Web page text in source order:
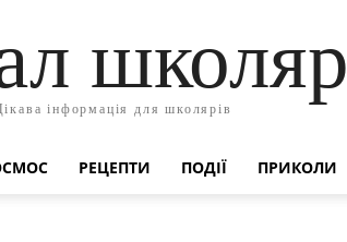
інформація для школярів
РЕЦЕПТИ ПОДІЇ ПРИКОЛИ